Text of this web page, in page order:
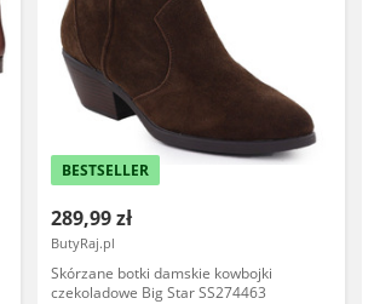
BESTSELLER
289,99 zł
ButyRaj.pl
Skórzane botki damskie kowbojki
czekoladowe Big Star SS274463